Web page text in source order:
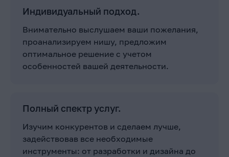
Индивидуальный подход.
Внимательно выслушаем ваши пожелания,
проанализируем нишу, предложим
оптимальное решение с учетом
особенностей вашей деятельности.
Полный спектр услуг.
Изучим конкурентов и сделаем лучше,
задействовав все необходимые
инструменты: от разработки и дизайна до